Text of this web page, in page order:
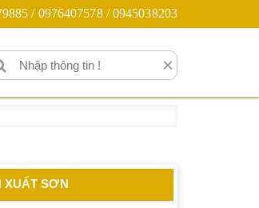
/ 0976407578 / 0945038203
×
XUẤT SƠN